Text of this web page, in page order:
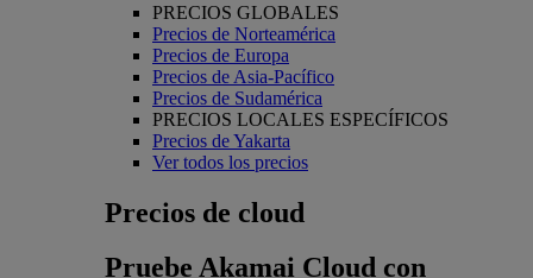
PRECIOS GLOBALES
Precios de Norteamérica
Precios de Europa
Precios de Asia-Pacífico
Precios de Sudamérica
PRECIOS LOCALES ESPECÍFICOS
Precios de Yakarta
Ver todos los precios
Precios de cloud
Pruebe Akamai Cloud con